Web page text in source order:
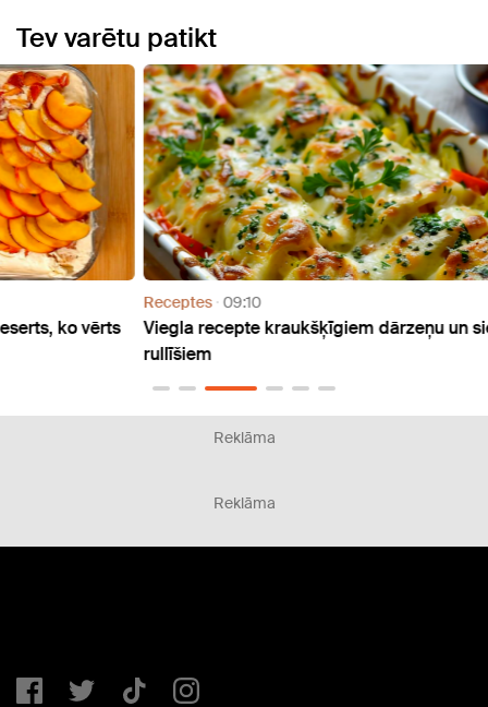
Tev varētu patikt
09:10
Viegla recepte kraukšķīgiem dārzeņu un siera
Reklāma
Reklāma